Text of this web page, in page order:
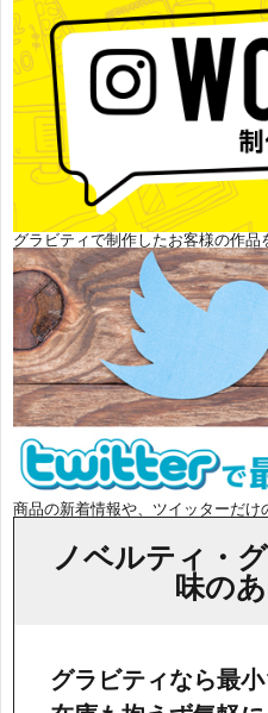
グラビティで制作したお客様の作品
商品の新着情報や、ツイッターだけ
ノベルティ・
味の
グラビティなら最